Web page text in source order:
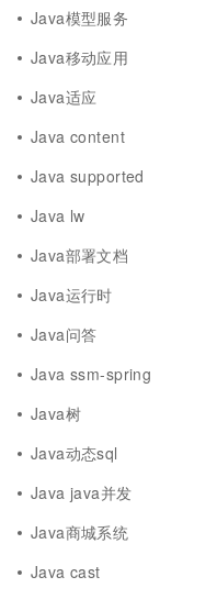
Java模型服务
Java移动应用
Java适应
Java content
Java supported
Java lw
Java部署文档
Java运行时
Java问答
Java ssm-spring
Java树
Java动态sql
Java java并发
Java商城系统
Java cast